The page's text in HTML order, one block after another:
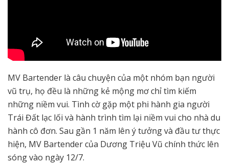
MV Bartender là câu chuyện của một nhóm bạn người
vũ trụ, họ đều là những kẻ mộng mơ chỉ tìm kiếm
những niềm vui. Tình cờ gặp một phi hành gia người
Trái Đất lạc lối và hành trình tìm lại niềm vui cho nhà du
hành cô đơn. Sau gần 1 năm lên ý tưởng và đầu tư thực
hiện, MV Bartender của Dương Triệu Vũ chính thức lên
sóng vào ngày 12/7.